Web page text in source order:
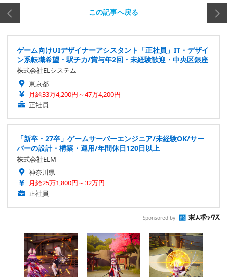
この記事へ戻る
ゲーム向けUIデザイナーアシスタント「正社員」IT・デザイ
ン系転職希望・駅チカ/賞与年2回・未経験歓迎・中央区銀座
株式会社ELシステム
東京都
月給33万4,200円～47万4,200円
正社員
「新卒・27卒」ゲームサーバーエンジニア/未経験OK/サー
バーの設計・構築・運用/年間休日120日以上
株式会社ELM
神奈川県
月給25万1,800円～32万円
正社員
Sponsored by